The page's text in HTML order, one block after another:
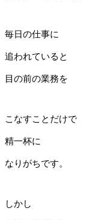
毎日の仕事に
追われていると
目の前の業務を
こなすことだけで
精一杯に
なりがちです。
しかし